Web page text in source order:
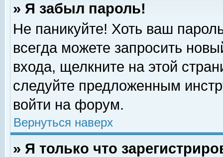
» Я забыл пароль!
Не паникуйте! Хоть ваш
всегда можете запросить
входа, щелкните на этой
следуйте предложенным
войти на форум.
Вернуться наверх
» Я только что